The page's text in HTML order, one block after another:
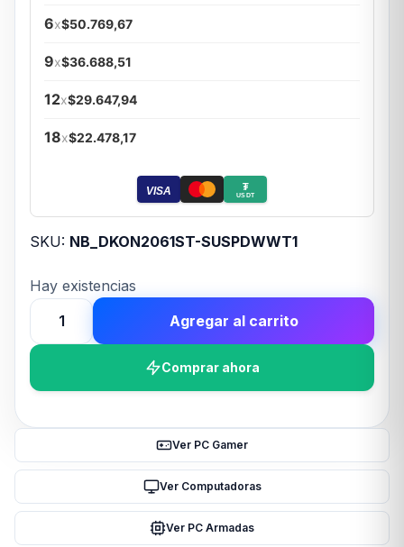
6x$50.769,67
9x$36.688,51
12x$29.647,94
18x$22.478,17
VISA ₮
USDT
SKU: NB_DKON2061ST-SUSPDWWT1
Hay existencias
TECLADO
GAMER
RGB
RGB
Agregar al carrito
Comprar ahora
Ver PC Gamer
Ver Computadoras
Ver PC Armadas